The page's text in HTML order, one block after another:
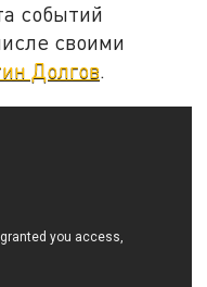
событий
своими
Долгов.